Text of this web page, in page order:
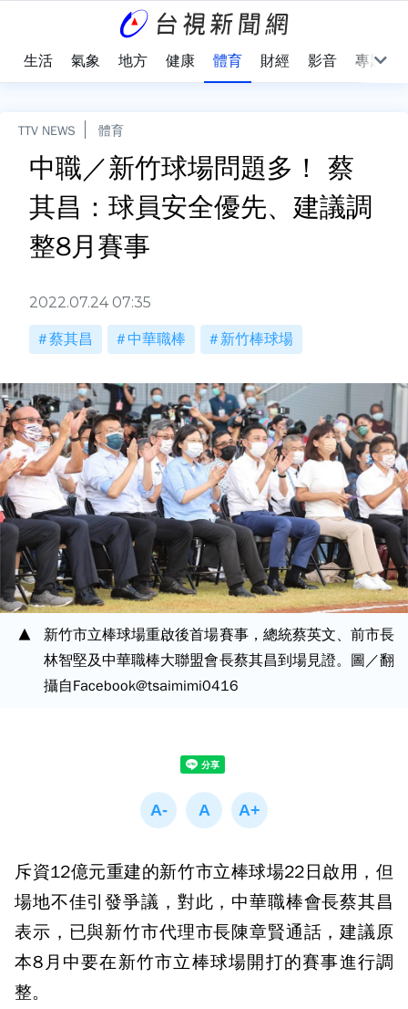
生活 氣象 地方 健康 體育 財經 影音 專題
TTV NEWS 體育
中職／新竹球場問題多！ 蔡
其昌：球員安全優先、建議調
整8月賽事
2022.07.24 07:35
蔡其昌 中華職棒 新竹棒球場
新竹市立棒球場重啟後首場賽事，總統蔡英文、前市長
林智堅及中華職棒大聯盟會長蔡其昌到場見證。圖／翻
攝自Facebook@tsaimimi0416
斥資12億元重建的新竹市立棒球場22日啟用，但
場地不佳引發爭議，對此，中華職棒會長蔡其昌
表示，已與新竹市代理市長陳章賢通話，建議原
本8月中要在新竹市立棒球場開打的賽事進行調
整。